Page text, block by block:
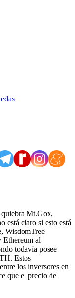
quiebra Mt.Gox,
está claro si esto está
WisdomTree
Ethereum al
todavía posee
Estos
los inversores en
que el precio de